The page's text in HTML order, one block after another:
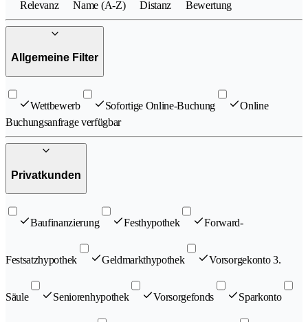
Relevanz Name (A-Z) Distanz Bewertung
Allgemeine Filter
Wettbewerb Sofortige Online-Buchung
Online
Buchungsanfrage verfügbar
Privatkunden
Baufinanzierung Festhypothek Forward-
Festsatzhypothek Geldmarkthypothek Vorsorgekonto 3.
Säule Seniorenhypothek Vorsorgefonds Sparkonto